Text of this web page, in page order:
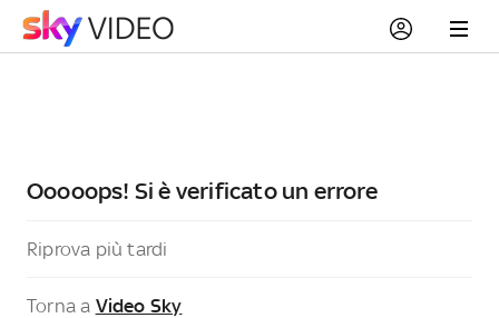
Ooooops! Si è verificato un errore
Riprova più tardi
Torna a Video Sky